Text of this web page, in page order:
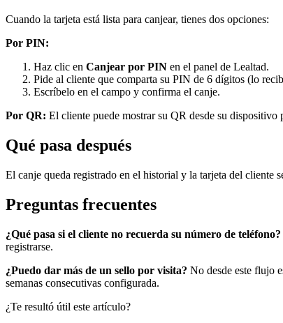
Cuando la tarjeta está lista para canjear, tienes dos opciones:
Por PIN:
Haz clic en Canjear por PIN en el panel de Lealtad.
Pide al cliente que comparta su PIN de 6 dígitos (lo
Escríbelo en el campo y confirma el canje.
Por QR: El cliente puede mostrar su QR desde su dispositivo
Qué pasa después
El canje queda registrado en el historial y la tarjeta del cliente
Preguntas frecuentes
¿Qué pasa si el cliente no recuerda su número de teléfono?
registrarse.
¿Puedo dar más de un sello por visita? No desde este flujo
semanas consecutivas configurada.
¿Te resultó útil este artículo?